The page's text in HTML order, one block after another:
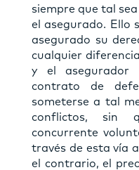
siempre que tal
el asegurado. Ello
asegurado su
cualquier
y el asegurador
contrato de
someterse a tal
conflictos, sin
concurrente
través de esta vía
el contrario, el